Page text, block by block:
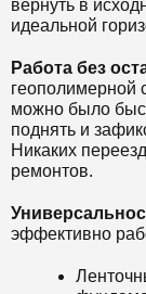
вернуть в
идеальной
Работа без
геополимерной
можно было
поднять и
Никаких
ремонтов.
эффективно